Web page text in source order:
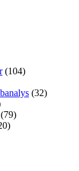
(104)
(32)
(79)